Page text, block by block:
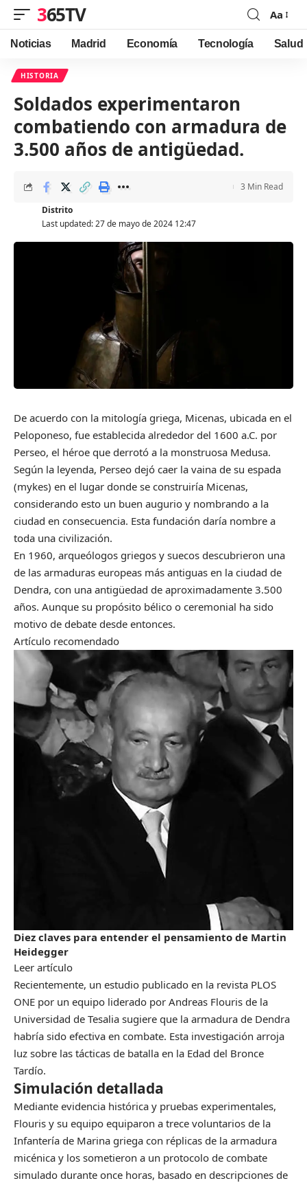
365TV
Font
Resizer
Aa
Noticias Madrid Economía Tecnología Salud
HISTORIA
Soldados experimentaron
combatiendo con armadura de
3.500 años de antigüedad.
Last updated: 27 de mayo de 2024 12:47
Distrito
3 Min Read
De acuerdo con la mitología griega, Micenas, ubicada en el
Peloponeso, fue establecida alrededor del 1600 a.C. por
Perseo, el héroe que derrotó a la monstruosa Medusa.
Según la leyenda, Perseo dejó caer la vaina de su espada
(mykes) en el lugar donde se construiría Micenas,
considerando esto un buen augurio y nombrando a la
ciudad en consecuencia. Esta fundación daría nombre a
toda una civilización.
En 1960, arqueólogos griegos y suecos descubrieron una
de las armaduras europeas más antiguas en la ciudad de
Dendra, con una antigüedad de aproximadamente 3.500
años. Aunque su propósito bélico o ceremonial ha sido
motivo de debate desde entonces.
Artículo recomendado
Diez claves para entender el pensamiento de Martin
Heidegger
Leer artículo
Recientemente, un estudio publicado en la revista PLOS
ONE por un equipo liderado por Andreas Flouris de la
Universidad de Tesalia sugiere que la armadura de Dendra
habría sido efectiva en combate. Esta investigación arroja
luz sobre las tácticas de batalla en la Edad del Bronce
Tardío.
Simulación detallada
Mediante evidencia histórica y pruebas experimentales,
Flouris y su equipo equiparon a trece voluntarios de la
Infantería de Marina griega con réplicas de la armadura
micénica y los sometieron a un protocolo de combate
simulado durante once horas, basado en descripciones de